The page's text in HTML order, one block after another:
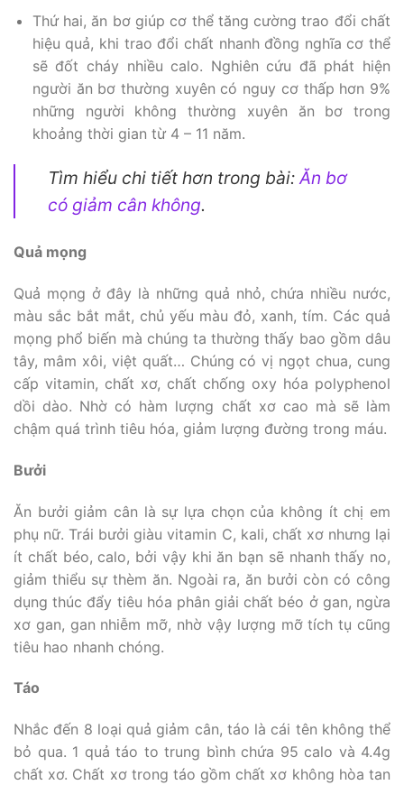
Thứ hai, ăn bơ giúp cơ thể tăng cường trao đổi chất
hiệu quả, khi trao đổi chất nhanh đồng nghĩa cơ thể
sẽ đốt cháy nhiều calo. Nghiên cứu đã phát hiện
người ăn bơ thường xuyên có nguy cơ thấp hơn 9%
những người không thường xuyên ăn bơ trong
khoảng thời gian từ 4 – 11 năm.
Tìm hiểu chi tiết hơn trong bài:Ăn bơ
có giảm cân không.
Quả mọng
Quả mọng ở đây là những quả nhỏ, chứa nhiều nước,
màu sắc bắt mắt, chủ yếu màu đỏ, xanh, tím. Các quả
mọng phổ biến mà chúng ta thường thấy bao gồm dâu
tây, mâm xôi, việt quất… Chúng có vị ngọt chua, cung
cấp vitamin, chất xơ, chất chống oxy hóa polyphenol
dồi dào. Nhờ có hàm lượng chất xơ cao mà sẽ làm
chậm quá trình tiêu hóa, giảm lượng đường trong máu.
Bưởi
Ăn bưởi giảm cân là sự lựa chọn của không ít chị em
phụ nữ. Trái bưởi giàu vitamin C, kali, chất xơ nhưng lại
ít chất béo, calo, bởi vậy khi ăn bạn sẽ nhanh thấy no,
giảm thiểu sự thèm ăn. Ngoài ra, ăn bưởi còn có công
dụng thúc đẩy tiêu hóa phân giải chất béo ở gan, ngừa
xơ gan, gan nhiễm mỡ, nhờ vậy lượng mỡ tích tụ cũng
tiêu hao nhanh chóng.
Táo
Nhắc đến 8 loại quả giảm cân, táo là cái tên không thể
bỏ qua. 1 quả táo to trung bình chứa 95 calo và 4.4g
chất xơ. Chất xơ trong táo gồm chất xơ không hòa tan